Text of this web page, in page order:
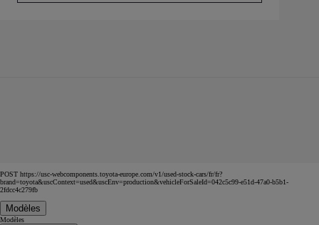
POST https://usc-webcomponents.toyota-europe.com/v1/used-stock-cars/fr/fr?
brand=toyota&uscContext=used&uscEnv=production&vehicleForSaleId=042c5c99-e51d-47a0-b5b1-
2fdcc4c279fb
Modèles
Modèles